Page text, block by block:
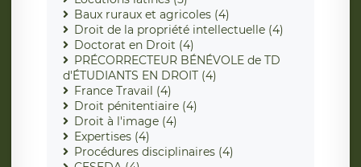
Baux ruraux et agricoles (4)
Droit de la propriété intellectuelle (4)
Doctorat en Droit (4)
PRÉCORRECTEUR BÉNÉVOLE de TD
d'ÉTUDIANTS EN DROIT (4)
France Travail (4)
Droit pénitentiaire (4)
Droit à l'image (4)
Expertises (4)
Procédures disciplinaires (4)